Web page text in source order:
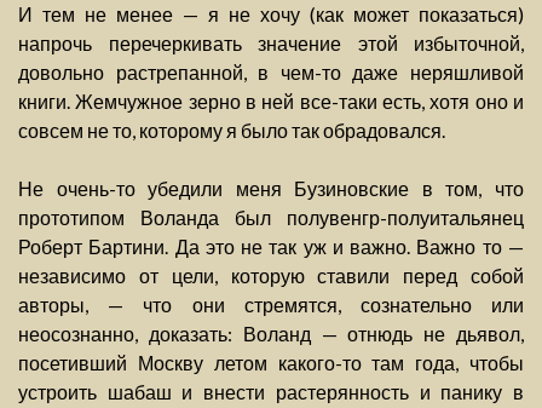
И тем не менее — я не хочу (как может показаться)
напрочь перечеркивать значение этой избыточной,
довольно растрепанной, в чем-то даже неряшливой
книги. Жемчужное зерно в ней все-таки есть, хотя оно и
совсем не то, которому я было так обрадовался.
Не очень-то убедили меня Бузиновские в том, что
прототипом Воланда был полувенгр-полуитальянец
Роберт Бартини. Да это не так уж и важно. Важно то —
независимо от цели, которую ставили перед собой
авторы, — что они стремятся, сознательно или
неосознанно, доказать: Воланд — отнюдь не дьявол,
посетивший Москву летом какого-то там года, чтобы
устроить шабаш и внести растерянность и панику в